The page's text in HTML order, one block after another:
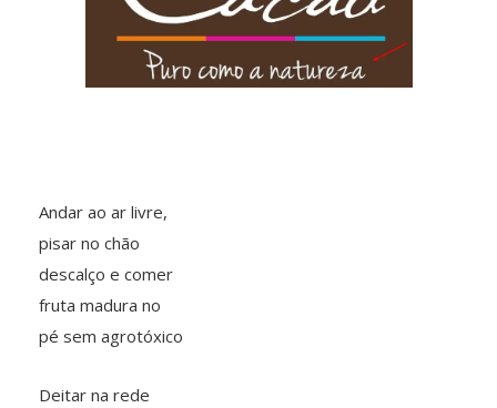
Andar ao ar livre,
pisar no chão
descalço e comer
fruta madura no
pé sem agrotóxico
Deitar na rede